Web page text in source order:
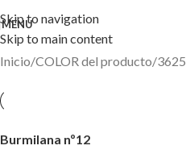
Skip to navigation
Skip to main content
MENU
Inicio COLOR del producto 3625
Burmilana nº12